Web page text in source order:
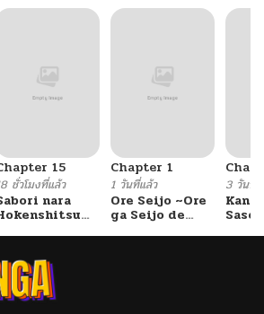
10/24/2024
15
ชั่วโมงที่แล้ว
nara
Chapter 1
1 วันที่แล้ว
Ore Seijo ~Ore
ga Seijo de
3 วันที่